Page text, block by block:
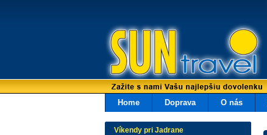
Home Doprava O nás
Víkendy pri Jadrane